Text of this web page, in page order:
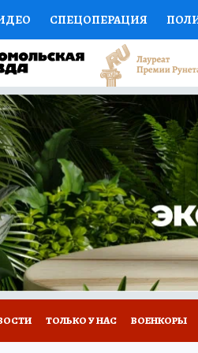
СПЕЦОПЕРАЦИЯ
НАУКА СПОРТ
ДОКТОР
ПРОГНОЗЫ НА СПОРТ
НЕДВИЖИМОСТЬ
РЕКЛАМА ТЕСТЫ НОВОЕ
ТОЛЬКО У НАС ВОЕНКОРЫ